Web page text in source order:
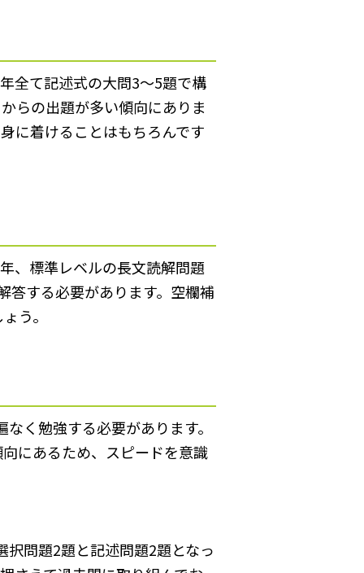
全て記述式の大問3～5題で構
らの出題が多い傾向にありま
に着けることはもちろんです
、標準レベルの長文読解問題
答する必要があります。空欄補
う。
く勉強する必要があります。
にあるため、スピードを意識
問題2題と記述問題2題となっ